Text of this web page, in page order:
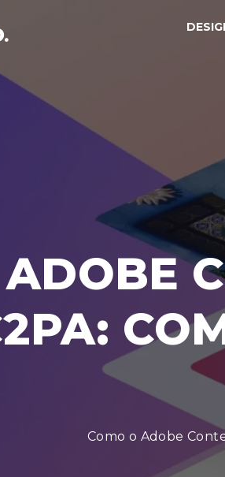
ADOBE
Como o Adobe